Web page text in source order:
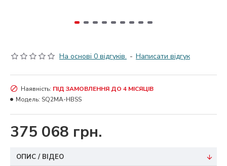
На основі 0 відгуків. - Написати відгук
375 068 грн.
Наявність: ПІД ЗАМОВЛЕННЯ ДО 4 МІСЯЦІВ
Модель: SQ2MA-HBSS
ОПИС / ВІДЕО